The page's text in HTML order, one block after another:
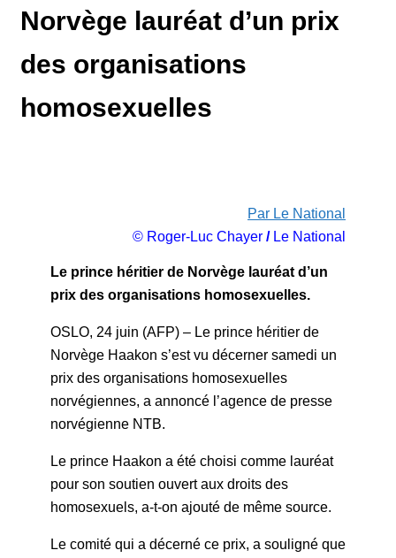
Norvège lauréat d’un prix
des organisations
homosexuelles
Par Le National
© Roger-Luc Chayer /Le National
Le prince héritier de Norvège lauréat d’un
prix des organisations homosexuelles.
OSLO, 24 juin (AFP) – Le prince héritier de
Norvège Haakon s’est vu décerner samedi un
prix des organisations homosexuelles
norvégiennes, a annoncé l’agence de presse
norvégienne NTB.
Le prince Haakon a été choisi comme lauréat
pour son soutien ouvert aux droits des
homosexuels, a-t-on ajouté de même source.
Le comité qui a décerné ce prix, a souligné que